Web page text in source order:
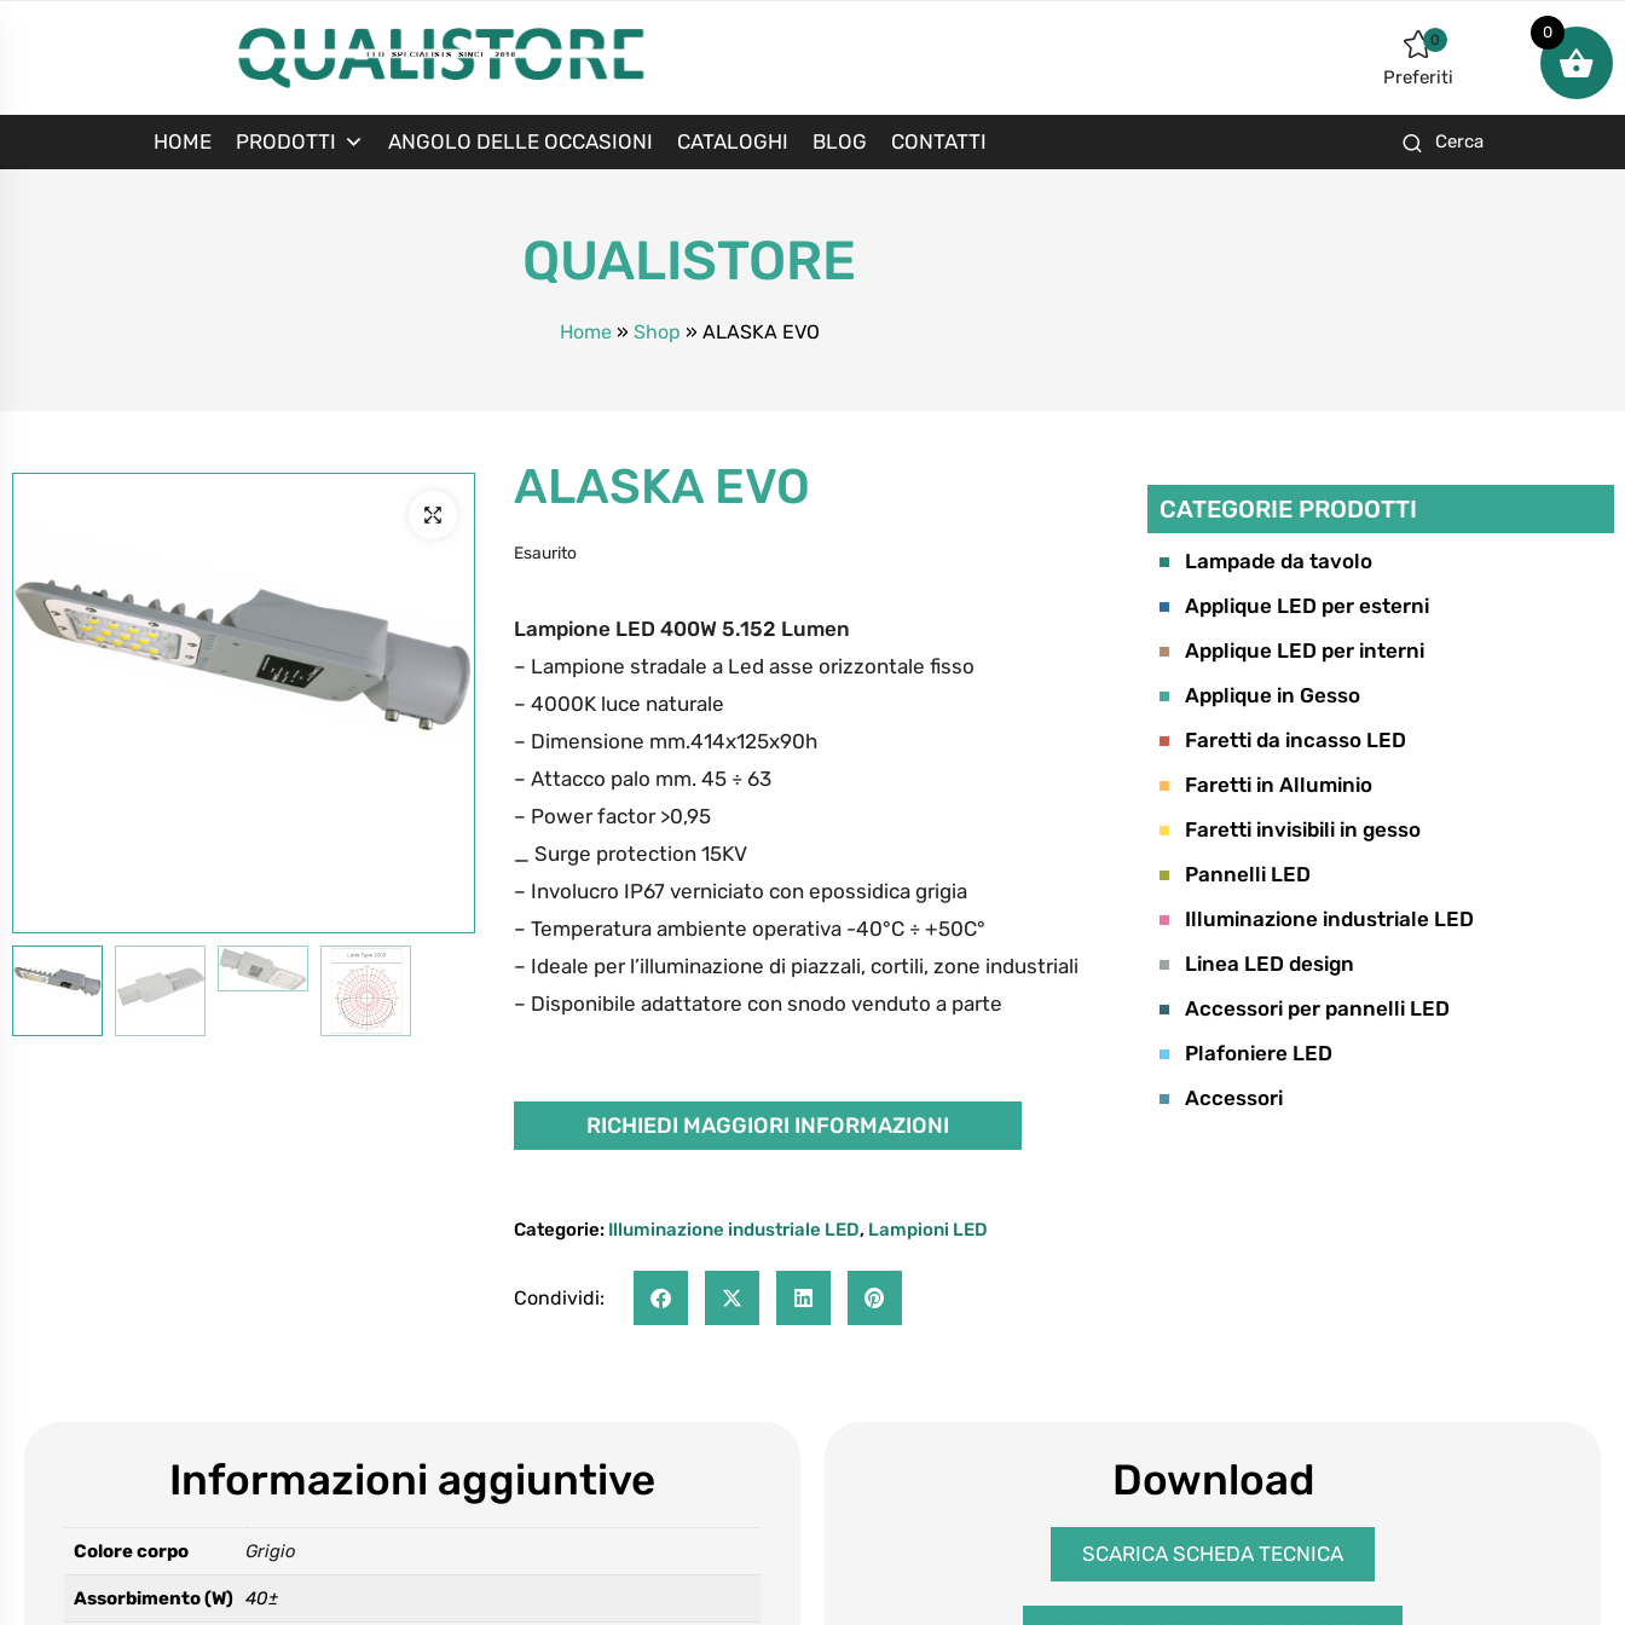
0
Preferiti
HOME PRODOTTI ANGOLO DELLE OCCASIONI CATALOGHI BLOG CONTATTI Cerca
QUALISTORE
Home» Shop » ALASKA EVO
ALASKA EVO
Esaurito
Lampione LED 400W 5.152 Lumen
– Lampione stradale a Led asse orizzontale fisso
– 4000K luce naturale
– Dimensione mm.414x125x90h
– Attacco palo mm. 45 ÷ 63
– Power factor >0,95
_ Surge protection 15KV
– Involucro IP67 verniciato con epossidica grigia
– Temperatura ambiente operativa -40°C ÷ +50C°
– Ideale per l’illuminazione di piazzali, cortili, zone industriali
– Disponibile adattatore con snodo venduto a parte
RICHIEDI MAGGIORI INFORMAZIONI
Categorie: Illuminazione industriale LED, Lampioni LED
Condividi:
CATEGORIE PRODOTTI
Lampade da tavolo
Applique LED per esterni
Applique LED per interni
Applique in Gesso
Faretti da incasso LED
Faretti in Alluminio
Faretti invisibili in gesso
Pannelli LED
Illuminazione industriale LED
Linea LED design
Accessori per pannelli LED
Plafoniere LED
Accessori
Informazioni aggiuntive
Colore corpo Grigio
Assorbimento (W) 40±
Download
SCARICA SCHEDA TECNICA
0